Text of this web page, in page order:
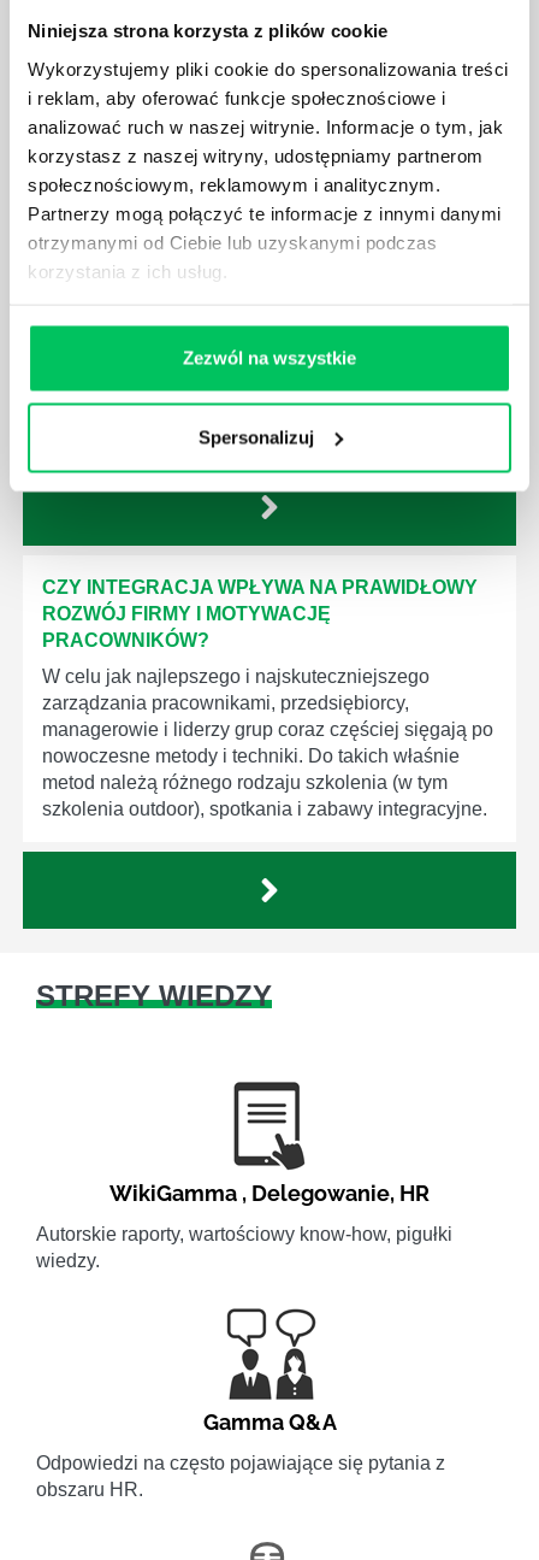
Niniejsza strona korzysta z plików cookie
Wykorzystujemy pliki cookie do spersonalizowania treści
i reklam, aby oferować funkcje społecznościowe i
analizować ruch w naszej witrynie. Informacje o tym, jak
korzystasz z naszej witryny, udostępniamy partnerom
społecznościowym, reklamowym i analitycznym.
Partnerzy mogą połączyć te informacje z innymi danymi
otrzymanymi od Ciebie lub uzyskanymi podczas
korzystania z ich usług.
Zezwól na wszystkie
Spersonalizuj
scenariusza, wzmocnić więzy między pracownikami.
INTEGRACJA POD KONTROLĄ - CO POWINNO
WYRÓŻNIAĆ SZKOLENIA INTEGRACYJNE?
Wiele mówi się ostatnio o różnych formach, które
Kreatywność pod tym względem bywa naprawdę
olbrzymia. Każdemu z tego typu pomysłów powinna
jednak zawsze przyświecać idea team buildingu.
Czym on tak naprawdę jest i do czego może się
przydać podczas wyjazdów firmowych?
CZY INTEGRACJA WPŁYWA NA PRAWIDŁOWY
ROZWÓJ FIRMY I MOTYWACJĘ
PRACOWNIKÓW?
W celu jak najlepszego i najskuteczniejszego
zarządzania pracownikami, przedsiębiorcy,
managerowie i liderzy grup coraz częściej sięgają po
nowoczesne metody i techniki. Do takich właśnie
metod należą różnego rodzaju szkolenia (w tym
szkolenia outdoor), spotkania i zabawy integracyjne.
STREFY WIEDZY
WikiGamma , Delegowanie, HR
Autorskie raporty, wartościowy know-how, pigułki
wiedzy.
Gamma Q&A
Odpowiedzi na często pojawiające się pytania z
obszaru HR.